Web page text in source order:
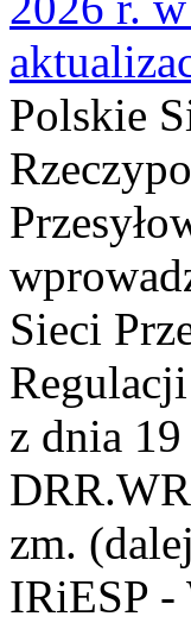
Polskie
Sieci
z dnia
zm.
IRiESP -